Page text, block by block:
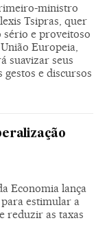
ministro
Tsipras, quer
sério e proveitoso
Europeia,
suavizar seus
e discursos
Economia lança
estimular a
reduzir as taxas